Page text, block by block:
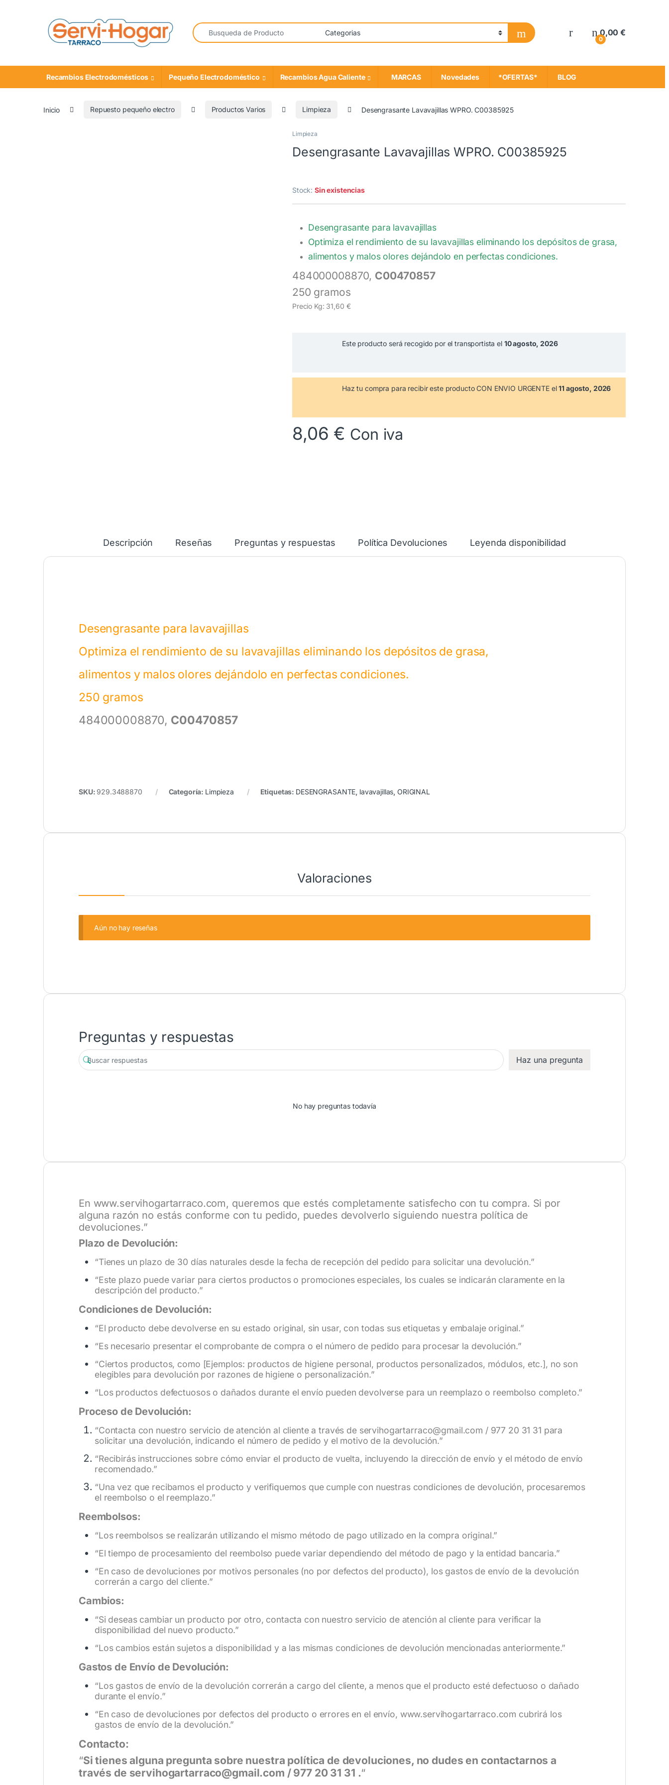
Buscar:
My Account
0
0,00€
Recambios Electrodomésticos Pequeño Electrodoméstico Recambios Agua Caliente MARCAS Novedades *OFERTAS* BLOG
Inicio Repuesto pequeño electro Productos Varios Limpieza Desengrasante Lavavajillas WPRO. C00385925
Limpieza
Desengrasante Lavavajillas WPRO. C00385925
Stock:Sin existencias
Desengrasante para lavavajillas
Optimiza el rendimiento de su lavavajillas eliminando los depósitos de grasa,
alimentos y malos olores dejándolo en perfectas condiciones.
484000008870, C00470857
250 gramos
Precio Kg: 31,60 €
Este producto será recogido por el transportista el 10 agosto, 2026
Haz tu compra para recibir este producto CON ENVIO URGENTE el11 agosto, 2026
8,06 € Con iva
Descripción Reseñas Preguntas y respuestas Política Devoluciones Leyenda disponibilidad
Desengrasante para lavavajillas
Optimiza el rendimiento de su lavavajillas eliminando los depósitos de grasa,
alimentos y malos olores dejándolo en perfectas condiciones.
250 gramos
484000008870, C00470857
SKU: 929.3488870 Categoría: Limpieza Etiquetas: DESENGRASANTE, lavavajillas,ORIGINAL
Valoraciones
Aún no hay reseñas
Preguntas y respuestas
Haz una pregunta
No hay preguntas todavía
En www.servihogartarraco.com, queremos que estés completamente satisfecho con tu compra. Si por
alguna razón no estás conforme con tu pedido, puedes devolverlo siguiendo nuestra política de
devoluciones.”
Plazo de Devolución:
“Tienes un plazo de 30 días naturales desde la fecha de recepción del pedido para solicitar una devolución.”
“Este plazo puede variar para ciertos productos o promociones especiales, los cuales se indicarán claramente en la
descripción del producto.”
Condiciones de Devolución:
“El producto debe devolverse en su estado original, sin usar, con todas sus etiquetas y embalaje original.”
“Es necesario presentar el comprobante de compra o el número de pedido para procesar la devolución.”
“Ciertos productos, como [Ejemplos: productos de higiene personal, productos personalizados, módulos, etc.], no son
elegibles para devolución por razones de higiene o personalización.”
“Los productos defectuosos o dañados durante el envío pueden devolverse para un reemplazo o reembolso completo.”
Proceso de Devolución:
“Contacta con nuestro servicio de atención al cliente a través de servihogartarraco@gmail.com / 977 20 31 31 para
solicitar una devolución, indicando el número de pedido y el motivo de la devolución.”
“Recibirás instrucciones sobre cómo enviar el producto de vuelta, incluyendo la dirección de envío y el método de envío
recomendado.”
“Una vez que recibamos el producto y verifiquemos que cumple con nuestras condiciones de devolución, procesaremos
el reembolso o el reemplazo.”
Reembolsos:
“Los reembolsos se realizarán utilizando el mismo método de pago utilizado en la compra original.”
“El tiempo de procesamiento del reembolso puede variar dependiendo del método de pago y la entidad bancaria.”
“En caso de devoluciones por motivos personales (no por defectos del producto), los gastos de envío de la devolución
correrán a cargo del cliente.”
Cambios:
“Si deseas cambiar un producto por otro, contacta con nuestro servicio de atención al cliente para verificar la
disponibilidad del nuevo producto.”
“Los cambios están sujetos a disponibilidad y a las mismas condiciones de devolución mencionadas anteriormente.”
Gastos de Envío de Devolución:
“Los gastos de envío de la devolución correrán a cargo del cliente, a menos que el producto esté defectuoso o dañado
durante el envío.”
“En caso de devoluciones por defectos del producto o errores en el envío, www.servihogartarraco.com cubrirá los
gastos de envío de la devolución.”
Contacto:
“Si tienes alguna pregunta sobre nuestra política de devoluciones, no dudes en contactarnos a
través de servihogartarraco@gmail.com / 977 20 31 31 .“